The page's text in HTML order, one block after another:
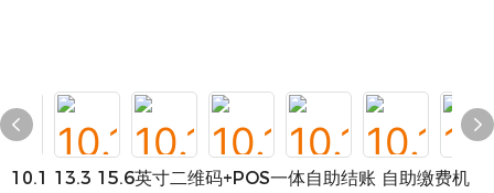
10.1 13.3 15.6英寸二维码+POS一体自助结账 自助缴费机